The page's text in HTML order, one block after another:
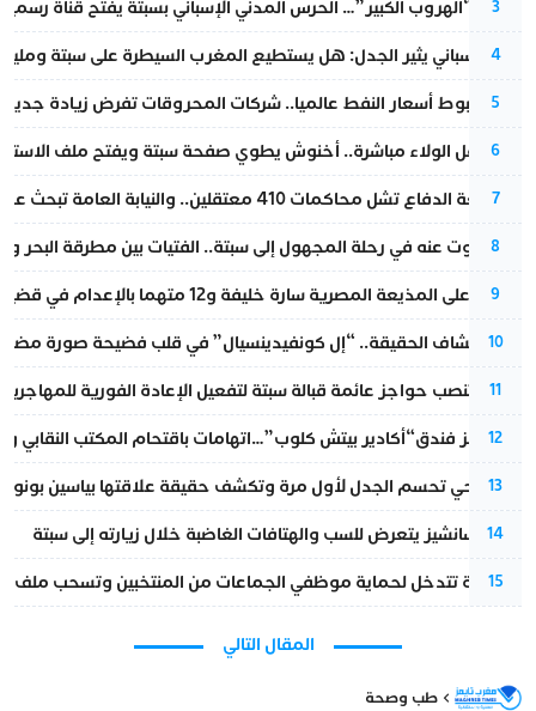
3
عملية “الهروب الكبير”… الحرس المدني الإسباني بسبتة يفتح قناة
4
تقرير إسباني يثير الجدل: هل يستطيع المغرب السيطرة على سبتة
5
رغم هبوط أسعار النفط عالميا.. شركات المحروقات تفرض زيادة
6
بعد حفل الولاء مباشرة.. أخنوش يطوي صفحة سبتة ويفتح ملف
7
مقاطعة الدفاع تشل محاكمات 410 معتقلين.. والنيابة العامة تبحث عن حل قانوني
8
المسكوت عنه في رحلة المجهول إلى سبتة.. الفتيات بين مطرقة البحر
9
الحكم على المذيعة المصرية سارة خليفة و12 متهما بالإعدام في قضية هزت بلاد الفراعنة
10
بعد انكشاف الحقيقة.. “إل كونفيدينسيال” في قلب فضيحة صورة
11
إسبانيا تنصب حواجز عائمة قبالة سبتة لتفعيل الإعادة الفورية للمهاجرين
12
أزمة تهز فندق“أكادير بيتش كلوب”…اتهامات باقتحام المكتب النقابي
13
نورا فتحي تحسم الجدل لأول مرة وتكشف حقيقة علاقتها بياسين بونو
14
بيدرو سانشيز يتعرض للسب والهتافات الغاضبة خلال زيارته إلى سبتة
15
الداخلية تتدخل لحماية موظفي الجماعات من المنتخبين وتسحب ملف
المقال التالي
طب وصحة